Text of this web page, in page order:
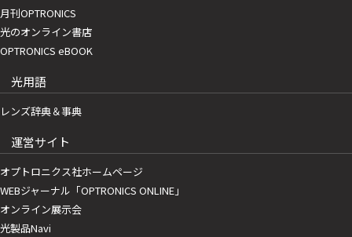
月刊OPTRONICS
光のオンライン書店
OPTRONICS eBOOK
光用語
レンズ辞典＆事典
運営サイト
オプトロニクス社ホームページ
WEBジャーナル「OPTRONICS ONLINE」
オンライン展示会
光製品Navi